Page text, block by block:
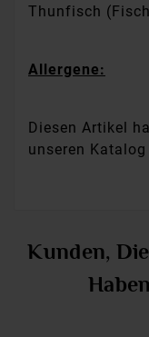
Thunfisch
Allergene:
Diesen Artikel
unseren
Kunden,